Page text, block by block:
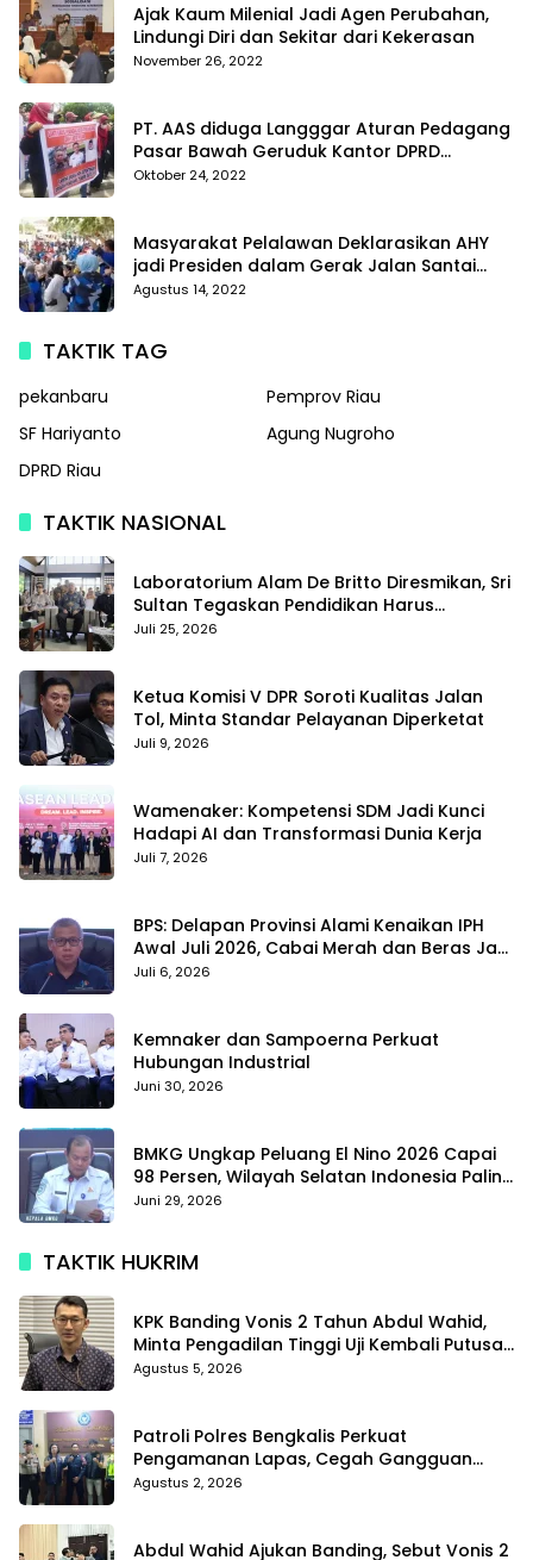
Ajak Kaum Milenial Jadi Agen Perubahan,
Lindungi Diri dan Sekitar dari Kekerasan
November 26, 2022
PT. AAS diduga Langggar Aturan Pedagang
Pasar Bawah Geruduk Kantor DPRD
Pekanbaru
Oktober 24, 2022
Masyarakat Pelalawan Deklarasikan AHY
jadi Presiden dalam Gerak Jalan Santai
Partai Demokrat
Agustus 14, 2022
TAKTIK TAG
pekanbaru
Pemprov Riau
SF Hariyanto
Agung Nugroho
DPRD Riau
TAKTIK NASIONAL
Laboratorium Alam De Britto Diresmikan, Sri
Sultan Tegaskan Pendidikan Harus
Membentuk Karakter
Juli 25, 2026
Ketua Komisi V DPR Soroti Kualitas Jalan
Tol, Minta Standar Pelayanan Diperketat
Juli 9, 2026
Wamenaker: Kompetensi SDM Jadi Kunci
Hadapi AI dan Transformasi Dunia Kerja
Juli 7, 2026
BPS: Delapan Provinsi Alami Kenaikan IPH
Awal Juli 2026, Cabai Merah dan Beras Jadi
Pemicu
Juli 6, 2026
Kemnaker dan Sampoerna Perkuat
Hubungan Industrial
Juni 30, 2026
BMKG Ungkap Peluang El Nino 2026 Capai
98 Persen, Wilayah Selatan Indonesia Paling
Terdampak
Juni 29, 2026
TAKTIK HUKRIM
KPK Banding Vonis 2 Tahun Abdul Wahid,
Minta Pengadilan Tinggi Uji Kembali Putusan
Tipikor
Agustus 5, 2026
Patroli Polres Bengkalis Perkuat
Pengamanan Lapas, Cegah Gangguan
Kamtib Sejak Dini
Agustus 2, 2026
Abdul Wahid Ajukan Banding, Sebut Vonis 2